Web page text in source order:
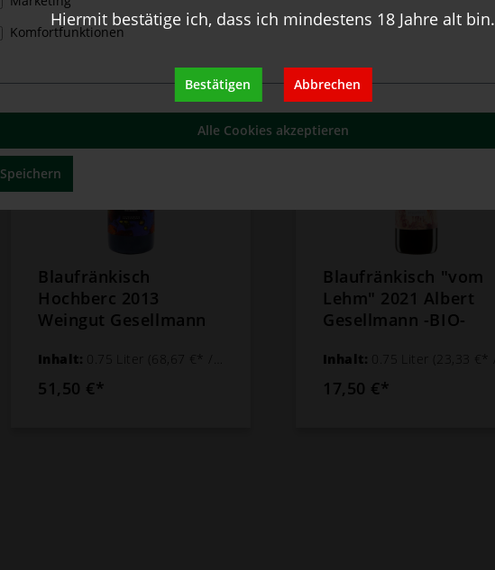
Hiermit bestätige ich, dass ich mindestens 18 Jahre alt bin.
Bestätigen Abbrechen
Blaufränkisch
Hochberc 2013
Weingut Gesellmann
Inhalt: 0.75 Liter (68,67 €* / 1 Liter)
51,50 €*
Blaufränkisch "vom
Lehm" 2021 Albert
Gesellmann -BIO-
Inhalt: 0.75 Liter (23,33 €* / 1 Liter)
17,50 €*
Komfortfunktionen
Alle Cookies akzeptieren
Speichern